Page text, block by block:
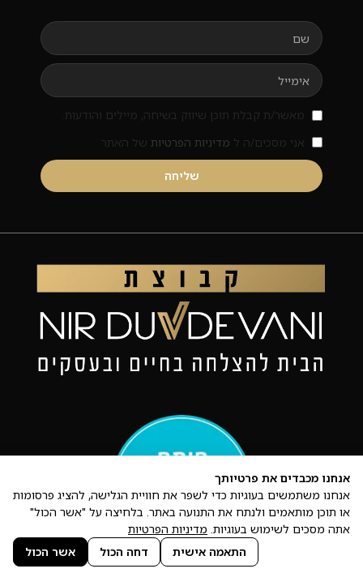
מאשר/ת קבלת תוכן שיווק בשיחה, מיילים והודעות.
אני מסכים/ה ל מדיניות הפרטיות של האתר
שליחה
אנחנו מכבדים את פרטיותך
אנחנו משתמשים בעוגיות כדי לשפר את חוויית הגלישה, להציג פרסומות
או תוכן מותאמים ולנתח את התנועה באתר. בלחיצה על "אשר הכול"
אתה מסכים לשימוש בעוגיות. מדיניות הפרטיות
התאמה אישית
דחה הכול אשר הכול